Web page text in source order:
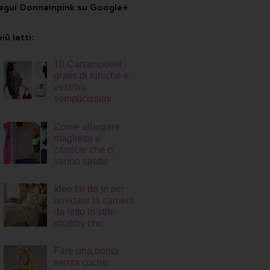
Donneinpink su Google+
letti:
10 Cartamodelli
gratis di tuniche e
vestitini
semplicissimi
Come allargare
magliette e
camicie che ci
vanno strette
Idee fai da te per
arredare la camera
da letto in stile
shabby chic
Fare una borsa
senza cucire.